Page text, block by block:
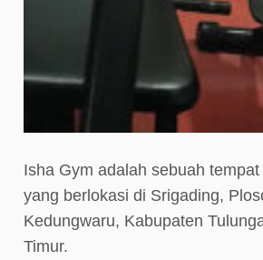
Isha Gym adalah sebuah
yang berlokasi di Srigading,
Kedungwaru, Kabupaten
Timur.